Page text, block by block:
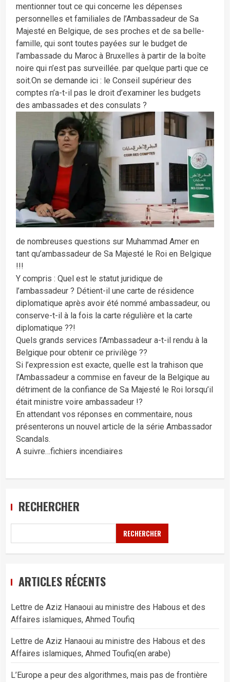
mentionner tout ce qui concerne les dépenses
personnelles et familiales de l’Ambassadeur de Sa
Majesté en Belgique, de ses proches et de sa belle-
famille, qui sont toutes payées sur le budget de
l’ambassade du Maroc à Bruxelles à partir de la boîte
noire qui n’est pas surveillée. par quelque parti que ce
soit.On se demande ici : le Conseil supérieur des
comptes n’a-t-il pas le droit d’examiner les budgets
des ambassades et des consulats ?
de nombreuses questions sur Muhammad Amer en
tant qu’ambassadeur de Sa Majesté le Roi en Belgique
!!!
Y compris : Quel est le statut juridique de
l’ambassadeur ? Détient-il une carte de résidence
diplomatique après avoir été nommé ambassadeur, ou
conserve-t-il à la fois la carte régulière et la carte
diplomatique ??!
Quels grands services l’Ambassadeur a-t-il rendu à la
Belgique pour obtenir ce privilège ??
Si l’expression est exacte, quelle est la trahison que
l’Ambassadeur a commise en faveur de la Belgique au
détriment de la confiance de Sa Majesté le Roi lorsqu’il
était ministre voire ambassadeur !?
En attendant vos réponses en commentaire, nous
présenterons un nouvel article de la série Ambassador
Scandals.
A suivre…fichiers incendiaires
RECHERCHER
RECHERCHER
ARTICLES RÉCENTS
Lettre de Aziz Hanaoui au ministre des Habous et des
Affaires islamiques, Ahmed Toufiq
Lettre de Aziz Hanaoui au ministre des Habous et des
Affaires islamiques, Ahmed Toufiq(en arabe)
L’Europe a peur des algorithmes, mais pas de frontière